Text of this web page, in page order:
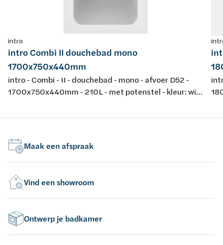
intro
intro Combi II douchebad mono
1700x750x440mm
intro - Combi - II - douchebad - mono - afvoer D52 -
1700x750x440mm - 210L - met potenstel - kleur: wit
14516: 2010
Maak een afspraak
Vind een showroom
Ontwerp je badkamer